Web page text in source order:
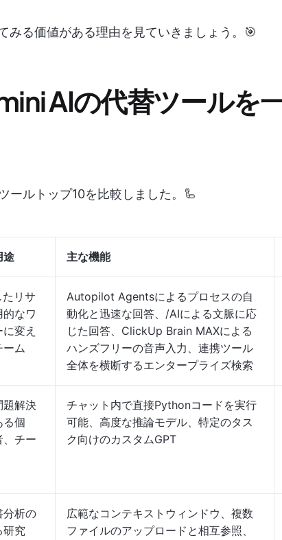
みる価値がある理由を見ていきましょう。🎯
AIの代替ツールを
ールトップ10を比較しました。🦾
途 主な機能
リサ
なワ
変え
ーム
Autopilot Agentsによるプロセスの自
動化と迅速な回答、/AIによる文脈に応
じた回答、ClickUp Brain MAXによる
ハンズフリーの音声入力、連携ツール
全体を横断するエンタープライズ検索
題解決
る個
、チー
チャット内で直接Pythonコードを実行
可能、高度な推論モデル、特定のタス
ク向けのカスタムGPT
分析の
研究
広範なコンテキストウィンドウ、複数
ファイルのアップロードと相互参照、